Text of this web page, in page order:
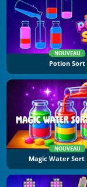
NOUVEAU
Potion Sort
NOUVEAU
Magic Water Sort